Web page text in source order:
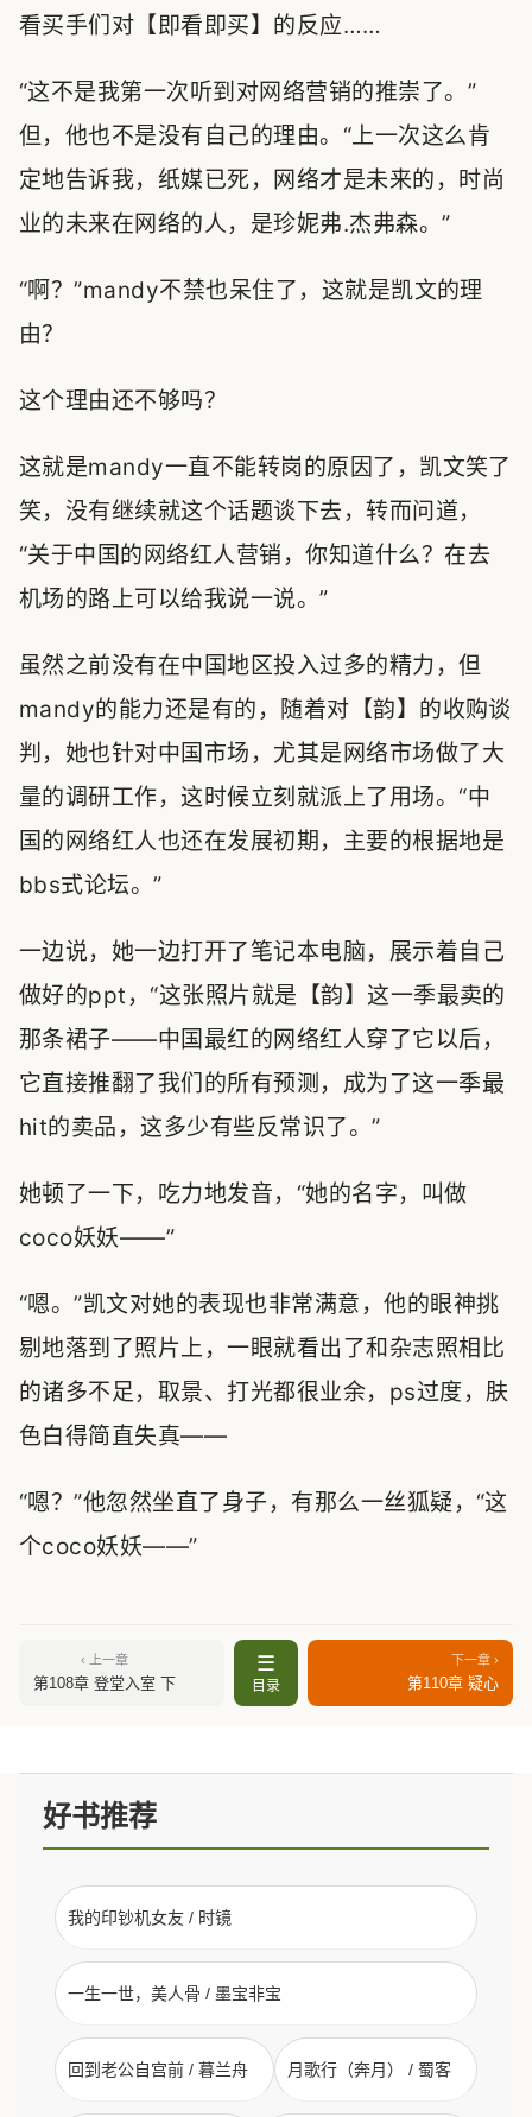
看买手们对【即看即买】的反应……
“这不是我第一次听到对网络营销的推崇了。”
但，他也不是没有自己的理由。“上一次这么肯
定地告诉我，纸媒已死，网络才是未来的，时尚
业的未来在网络的人，是珍妮弗.杰弗森。”
“啊？”mandy不禁也呆住了，这就是凯文的理
由？
这个理由还不够吗？
这就是mandy一直不能转岗的原因了，凯文笑了
笑，没有继续就这个话题谈下去，转而问道，
“关于中国的网络红人营销，你知道什么？在去
机场的路上可以给我说一说。”
虽然之前没有在中国地区投入过多的精力，但
mandy的能力还是有的，随着对【韵】的收购谈
判，她也针对中国市场，尤其是网络市场做了大
量的调研工作，这时候立刻就派上了用场。“中
国的网络红人也还在发展初期，主要的根据地是
bbs式论坛。”
一边说，她一边打开了笔记本电脑，展示着自己
做好的ppt，“这张照片就是【韵】这一季最卖的
那条裙子——中国最红的网络红人穿了它以后，
它直接推翻了我们的所有预测，成为了这一季最
hit的卖品，这多少有些反常识了。”
她顿了一下，吃力地发音，“她的名字，叫做
coco妖妖——”
“嗯。”凯文对她的表现也非常满意，他的眼神挑
剔地落到了照片上，一眼就看出了和杂志照相比
的诸多不足，取景、打光都很业余，ps过度，肤
色白得简直失真——
“嗯？”他忽然坐直了身子，有那么一丝狐疑，“这
个coco妖妖——”
‹ 上一章
第108章 登堂入室 下
☰
目录
下一章 ›
第110章 疑心
好书推荐
我的印钞机女友 / 时镜
一生一世，美人骨 / 墨宝非宝
回到老公自宫前 / 暮兰舟 月歌行（奔月） / 蜀客